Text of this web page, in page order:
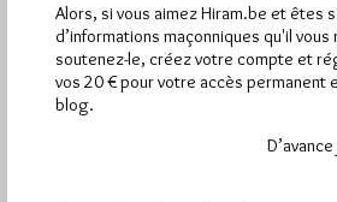
Alors, si vous aimez Hiram.be et êtes
d’informations maçonniques qu'il vous
soutenez-le, créez votre compte et
vos 20 € pour votre accès permanent
blog.